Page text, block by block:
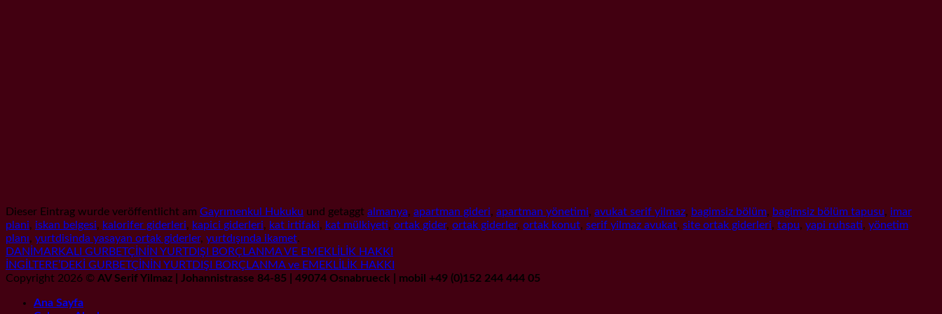
Dieser Eintrag wurde veröffentlicht am Gayrımenkul Hukuku und getaggt almanya, apartman gideri, apartman yönetimi, avukat serif yilmaz, bagimsiz bölüm, bagimsiz bölüm tapusu, imar
plani, iskan belgesi, kalorifer giderleri, kapici giderleri, kat irtifaki, kat mülkiyeti, ortak gider, ortak giderler, ortak konut, serif yilmaz avukat, site ortak giderleri, tapu, yapi ruhsati, yönetim
planı, yurtdisinda yasayan ortak giderler, yurtdışında ikamet.
DANİMARKALI GURBETÇİNİN YURTDIŞI BORÇLANMA VE EMEKLİLİK HAKKI
İNGİLTERE’DEKİ GURBETÇİNİN YURTDIŞI BORÇLANMA ve EMEKLİLİK HAKKI
Copyright 2026 © AV Serif Yilmaz | Johannistrasse 84-85 | 49074 Osnabrueck | mobil +49 (0)152 244 444 05
Ana Sayfa